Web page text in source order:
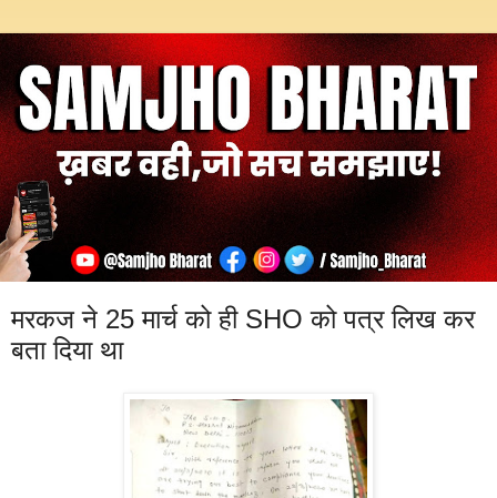
मरकज ने 25 मार्च को ही SHO को पत्र लिख कर
बता दिया था